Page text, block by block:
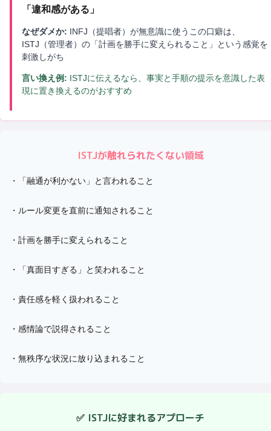
「 違和感がある 」
なぜダメか: INFJ（提唱者）が無意識に使うこの口癖は、
ISTJ（管理者）の「計画を勝手に変えられること」という感覚を
刺激しがち
言い換え例: ISTJに伝えるなら、事実と手順の提示を意識した表
現に置き換えるのがおすすめ
ISTJが触れられたくない領域
・ 「融通が利かない」と言われること
・ ルール変更を直前に通知されること
・ 計画を勝手に変えられること
・ 「真面目すぎる」と笑われること
・ 責任感を軽く扱われること
・ 感情論で説得されること
・ 無秩序な状況に放り込まれること
✅ ISTJに好まれるアプローチ